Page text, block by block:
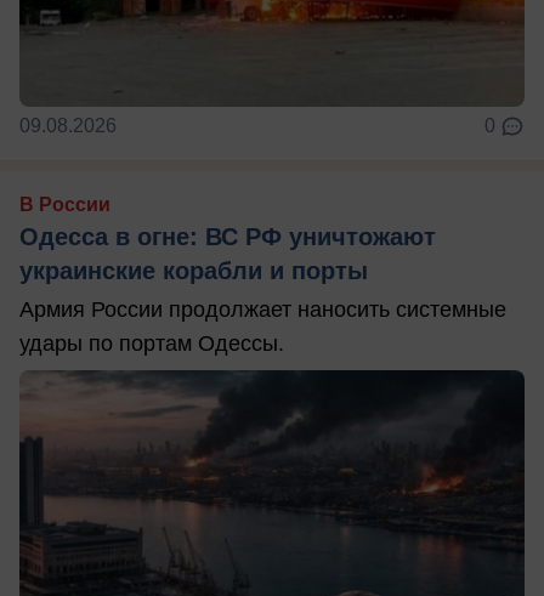
09.08.2026 0
В России
Одесса в огне: ВС РФ уничтожают
украинские корабли и порты
Армия России продолжает наносить системные
удары по портам Одессы.